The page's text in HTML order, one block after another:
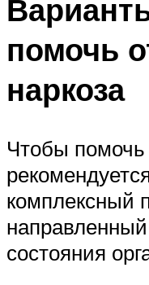
помочь
наркоза
Чтобы
комплексный
состояния